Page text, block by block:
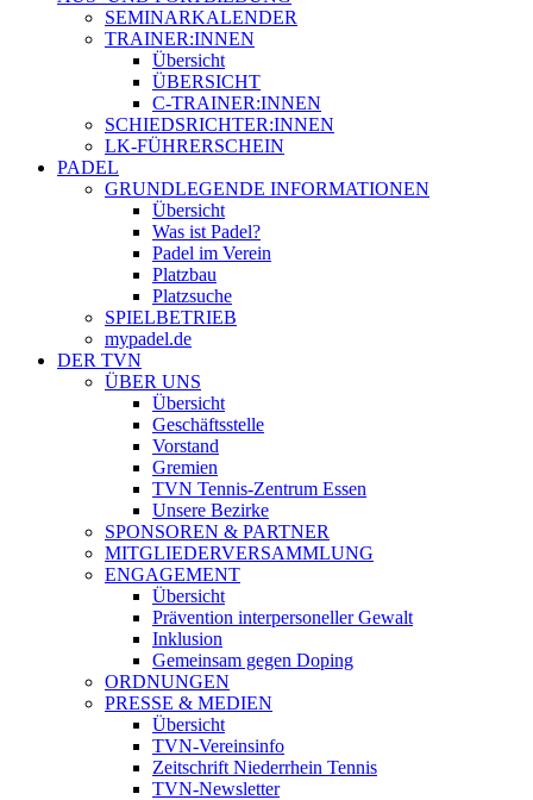
SEMINARKALENDER
TRAINER:INNEN
Übersicht
ÜBERSICHT
C-TRAINER:INNEN
SCHIEDSRICHTER:INNEN
LK-FÜHRERSCHEIN
PADEL
GRUNDLEGENDE INFORMATIONEN
Übersicht
Was ist Padel?
Padel im Verein
Platzbau
Platzsuche
SPIELBETRIEB
mypadel.de
DER TVN
ÜBER UNS
Übersicht
Geschäftsstelle
Vorstand
Gremien
TVN Tennis-Zentrum Essen
Unsere Bezirke
SPONSOREN & PARTNER
MITGLIEDERVERSAMMLUNG
ENGAGEMENT
Übersicht
Prävention interpersoneller Gewalt
Inklusion
Gemeinsam gegen Doping
ORDNUNGEN
PRESSE & MEDIEN
Übersicht
TVN-Vereinsinfo
Zeitschrift Niederrhein Tennis
TVN-Newsletter